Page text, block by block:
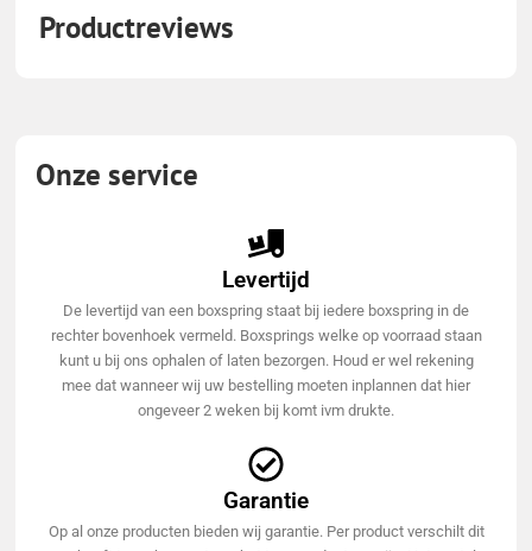
Productreviews
Onze service
Levertijd
De levertijd van een boxspring staat bij iedere boxspring in de
rechter bovenhoek vermeld. Boxsprings welke op voorraad staan
kunt u bij ons ophalen of laten bezorgen. Houd er wel rekening
mee dat wanneer wij uw bestelling moeten inplannen dat hier
ongeveer 2 weken bij komt ivm drukte.
Garantie
Op al onze producten bieden wij garantie. Per product verschilt dit